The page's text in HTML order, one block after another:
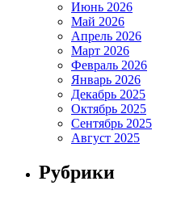
Июнь 2026
Май 2026
Апрель 2026
Март 2026
Февраль 2026
Январь 2026
Декабрь 2025
Октябрь 2025
Сентябрь 2025
Август 2025
Рубрики